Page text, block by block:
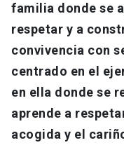
familia donde se
respetar y a
convivencia con
centrado en el
en ella donde se
aprende a
acogida y el